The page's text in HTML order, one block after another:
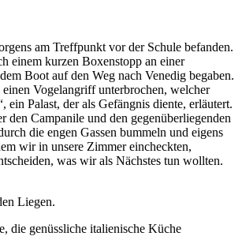
am Treffpunkt vor der Schule befanden.
einem kurzen Boxenstopp an einer
Boot auf den Weg nach Venedig begaben.
Vogelangriff unterbrochen, welcher
Palast, der als Gefängnis diente, erläutert.
Campanile und den gegenüberliegenden
die engen Gassen bummeln und eigens
wir in unsere Zimmer eincheckten,
was wir als Nächstes tun wollten.
Liegen.
die genüssliche italienische Küche